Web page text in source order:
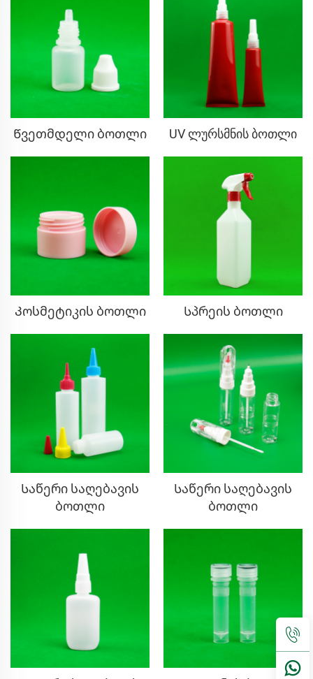
Წვეთმდელი ბოთლი UV ლურსმნის ბოთლი
Კოსმეტიკის ბოთლი Სპრეის ბოთლი
Საწერი საღებავის
ბოთლი
Საწერი საღებავის
ბოთლი